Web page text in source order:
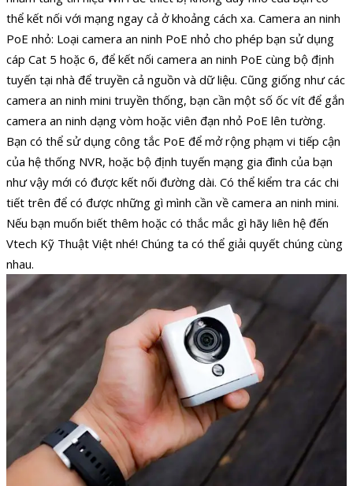
thể kết nối với mạng ngay cả ở khoảng cách xa. Camera an ninh
PoE nhỏ: Loại camera an ninh PoE nhỏ cho phép bạn sử dụng
cáp Cat 5 hoặc 6, để kết nối camera an ninh PoE cùng bộ định
tuyến tại nhà để truyền cả nguồn và dữ liệu. Cũng giống như các
camera an ninh mini truyền thống, bạn cần một số ốc vít để gắn
camera an ninh dạng vòm hoặc viên đạn nhỏ PoE lên tường.
Bạn có thể sử dụng công tắc PoE để mở rộng phạm vi tiếp cận
của hệ thống NVR, hoặc bộ định tuyến mạng gia đình của bạn
như vậy mới có được kết nối đường dài. Có thể kiểm tra các chi
tiết trên để có được những gì mình cần về camera an ninh mini.
Nếu bạn muốn biết thêm hoặc có thắc mắc gì hãy liên hệ đến
Vtech Kỹ Thuật Việt nhé! Chúng ta có thể giải quyết chúng cùng
nhau.